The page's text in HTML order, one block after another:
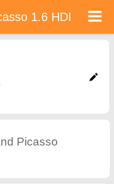
Kindersitze, zusätzliche Fahrer kostenlos,
1.6 HDI
Picasso